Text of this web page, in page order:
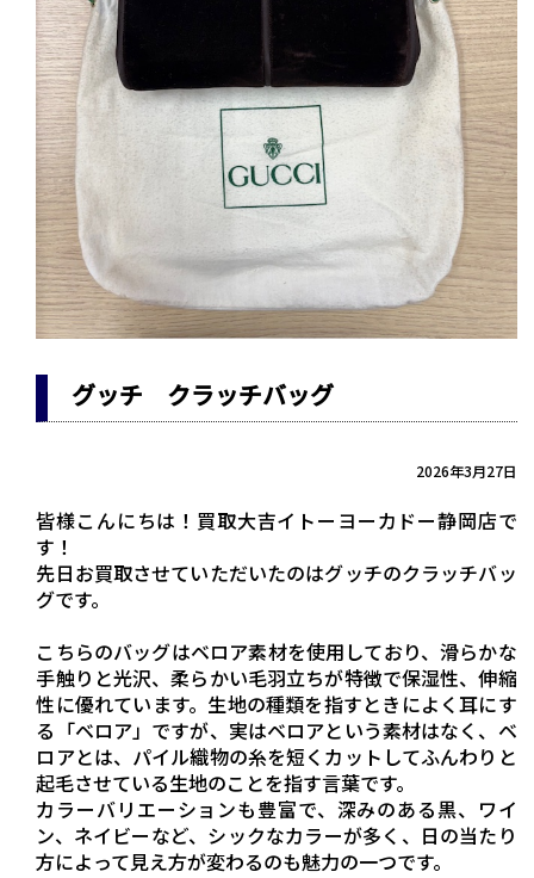
グッチ クラッチバッグ
2026年3月27日
皆様こんにちは！買取大吉イトーヨーカドー静岡店で
す！
先日お買取させていただいたのはグッチのクラッチバッ
グです。
こちらのバッグはベロア素材を使用しており、滑らかな
手触りと光沢、柔らかい毛羽立ちが特徴で保湿性、伸縮
性に優れています。生地の種類を指すときによく耳にす
る「ベロア」ですが、実はベロアという素材はなく、ベ
ロアとは、パイル織物の糸を短くカットしてふんわりと
起毛させている生地のことを指す言葉です。
カラーバリエーションも豊富で、深みのある黒、ワイ
ン、ネイビーなど、シックなカラーが多く、日の当たり
方によって見え方が変わるのも魅力の一つです。